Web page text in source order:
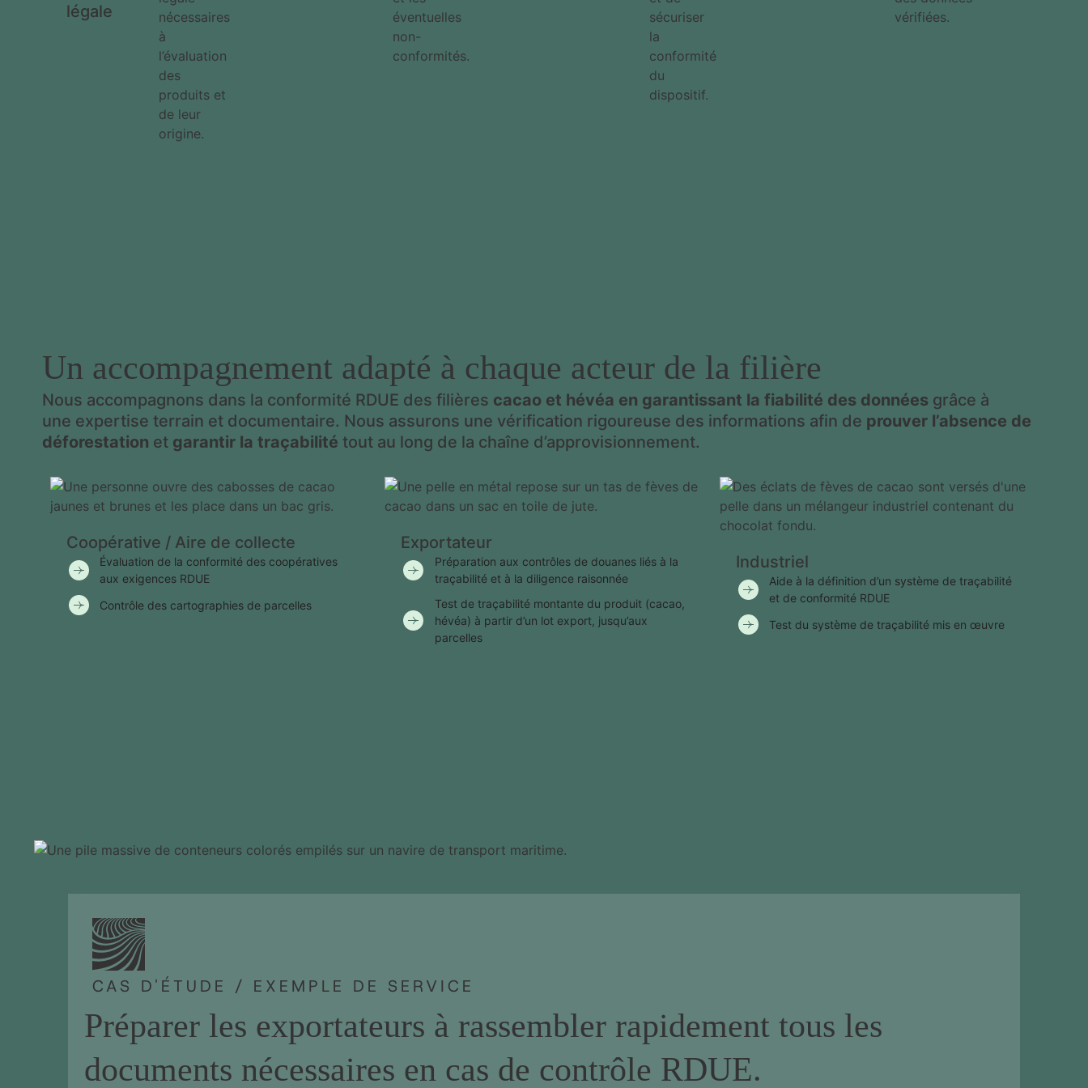
légale
nécessaires
à
l’évaluation
des
produits et
de leur
origine.
éventuelles
non-
conformités.
sécuriser
la
conformité
du
dispositif.
vérifiées.
Un accompagnement adapté à chaque acteur de la filière
Nous accompagnons dans la conformité RDUE des filières cacao et hévéa en garantissant la fiabilité des données grâce à
une expertise terrain et documentaire. Nous assurons une vérification rigoureuse des informations afin de prouver l’absence de
déforestation et garantir la traçabilité tout au long de la chaîne d’approvisionnement.
Coopérative / Aire de collecte
Évaluation de la conformité des coopératives
aux exigences RDUE
Contrôle des cartographies de parcelles
Exportateur
Préparation aux contrôles de douanes liés à la
traçabilité et à la diligence raisonnée
Test de traçabilité montante du produit (cacao,
hévéa) à partir d’un lot export, jusqu’aux
parcelles
Industriel
Aide à la définition d’un système de traçabilité
et de conformité RDUE
Test du système de traçabilité mis en œuvre
CAS D'ÉTUDE / EXEMPLE DE SERVICE
Préparer les exportateurs à rassembler rapidement tous les
documents nécessaires en cas de contrôle RDUE.